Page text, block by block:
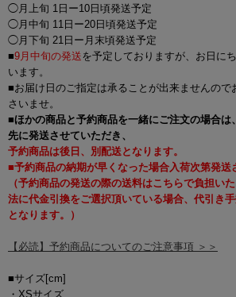
◯月上旬 1日ー10日頃発送予定
◯月中旬 11日ー20日頃発送予定
◯月下旬 21日ー月末頃発送予定
■9月中旬の発送を予定しておりますが、お日に
います。
■お届け日のご指定は承ることが出来ませんので
さいませ。
■ほかの商品と予約商品を一緒にご注文の場合は
先に発送させていただき、
予約商品は後日、別配送となります。
■予約商品の納期が早くなった場合入荷次第発送
（予約商品の発送の際の送料はこちらで負担い
法に代金引換をご選択頂いている場合、代引き
となります。）
【必読】予約商品についてのご注意事項 ＞＞
■サイズ[cm]
・XSサイズ